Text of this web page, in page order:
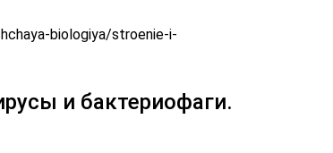
biologiya/stroenie-i-
и бактериофаги.